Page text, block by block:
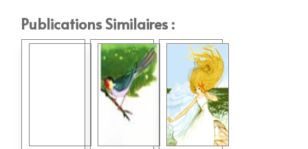
Publications Similaires :